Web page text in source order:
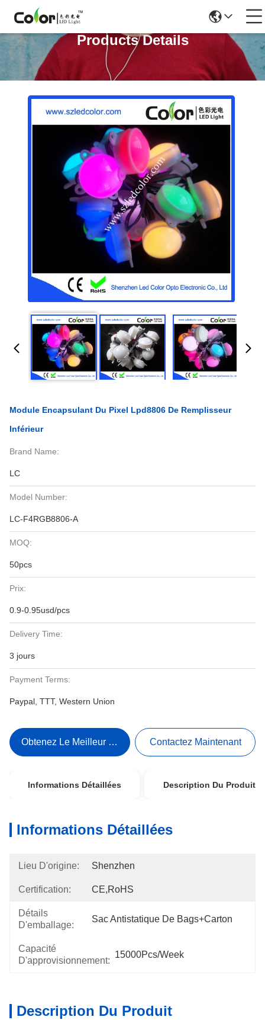
Products Details
Module Encapsulant Du Pixel Lpd8806 De Remplisseur
Inférieur
Brand Name:
LC
Model Number:
LC-F4RGB8806-A
MOQ:
50pcs
Prix:
0.9-0.95usd/pcs
Delivery Time:
3 jours
Payment Terms:
Paypal, TTT, Western Union
Obtenez Le Meilleur Prix Contactez Maintenant
Informations Détaillées Description Du Produit
Informations Détaillées
Lieu D'origine: Shenzhen
Certification: CE,RoHS
Détails
D'emballage:
Sac Antistatique De Bags+carton
Capacité
D'approvisionnement:
15000Pcs/week
Description Du Produit